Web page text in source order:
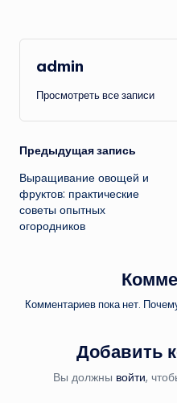
admin
Просмотреть все записи
Навигация
записи
Предыдущая запись
Выращивание овощей и
фруктов: практические
советы опытных
огородников
Комментариев пока нет.
Добавить
Вы должны войти,